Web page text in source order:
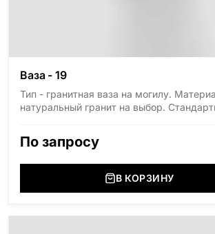
Ваза - 19
Тип - гранитная ваза на могилу.
натуральный гранит на выбор.
По запросу
В КОРЗИНУ